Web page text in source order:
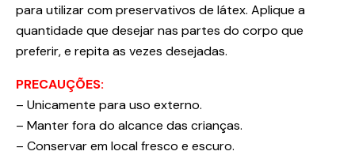
para utilizar com preservativos de látex. Aplique a
quantidade que desejar nas partes do corpo que
preferir, e repita as vezes desejadas.
PRECAUÇÕES:
– Unicamente para uso externo.
– Manter fora do alcance das crianças.
– Conservar em local fresco e escuro.